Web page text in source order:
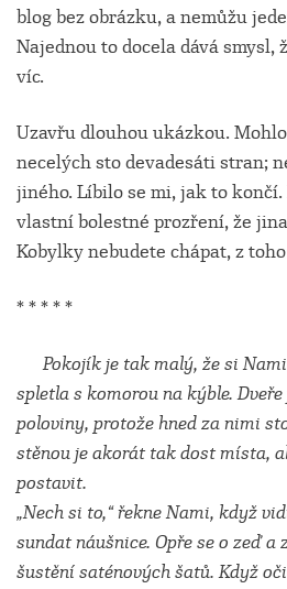
blog bez obrázku, a nemůžu
Najednou to docela dává
víc.
Uzavřu dlouhou ukázkou.
necelých sto devadesáti stran;
jiného. Líbilo se mi, jak to
vlastní bolestné prozření, že
Kobylky nebudete chápat, z
* * * * *
Pokojík je tak malý, že si
spletla s komorou na kýble.
poloviny, protože hned za nimi
stěnou je akorát tak dost místa,
postavit.
„Nech si to,“ řekne Nami, když
sundat náušnice. Opře se o zeď a
šustění saténových šatů. Když